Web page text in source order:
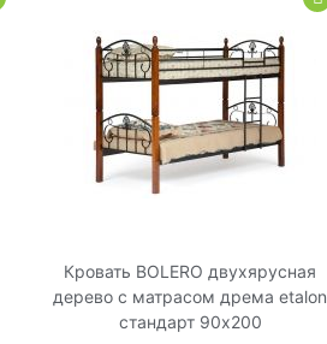
Кровать BOLERO двухярусная
дерево с матрасом дрема etalon
стандарт 90х200